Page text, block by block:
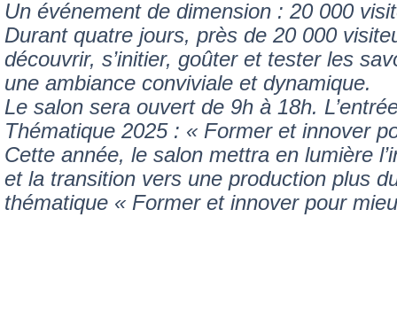
Un événement de dimension : 20 000
Durant quatre jours, près de 20 000
découvrir, s’initier, goûter et tester les
une ambiance conviviale et dynamique.
Le salon sera ouvert de 9h à 18h.
Thématique 2025 : « Former et innover
Cette année, le salon mettra en lumière
et la transition vers une production plus
thématique « Former et innover pour